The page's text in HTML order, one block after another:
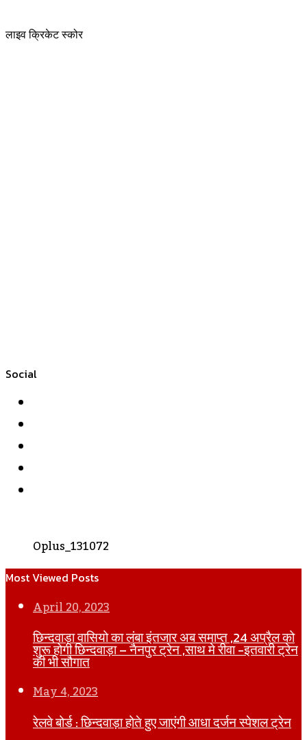
लाइव क्रिकेट स्कोर
Social
Oplus_131072
Most Viewed Posts
April 20, 2023
छिन्दवाड़ा वासियो का लंबा इंतजार अब समाप्त ,24 अप्रैल को
शुरू होगी छिन्दवाड़ा – नैनपुर ट्रेन ,साथ मे रीवा -इतवारी ट्रेन
की भी सौगात
May 4, 2023
रेलवे बोर्ड : छिन्दवाड़ा होते हुए जाएंगी आधा दर्जन स्पेशल ट्रेन